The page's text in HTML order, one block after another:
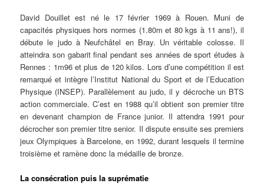
David Douillet est né le 17 février 1969 à Rouen. Muni de
capacités physiques hors normes (1.80m et 80 kgs à 11 ans!), il
débute le judo à Neufchâtel en Bray. Un véritable colosse. Il
atteindra son gabarit final pendant ses années de sport études à
Rennes : 1m96 et plus de 120 kilos. Lors d’une compétition il est
remarqué et intègre l’Institut National du Sport et de l’Education
Physique (INSEP). Parallèlement au judo, il y décroche un BTS
action commerciale. C’est en 1988 qu’il obtient son premier titre
en devenant champion de France junior. Il attendra 1991 pour
décrocher son premier titre senior. Il dispute ensuite ses premiers
jeux Olympiques à Barcelone, en 1992, durant lesquels il termine
troisième et ramène donc la médaille de bronze.
La consécration puis la suprématie